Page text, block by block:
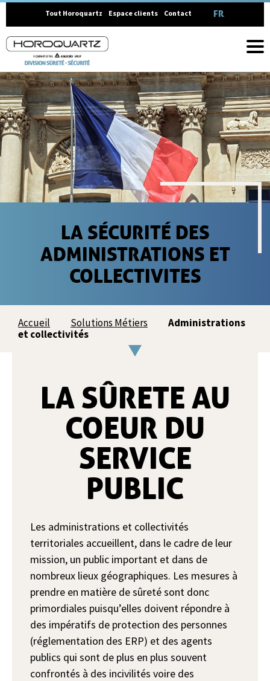
Tout Horoquartz Espace clients Contact FRANÇAIS
LA SÉCURITÉ DES
ADMINISTRATIONS ET
COLLECTIVITES
Accueil Solutions Métiers
Administrations
et collectivités
LA SÛRETE AU
COEUR DU
SERVICE
PUBLIC
Les administrations et collectivités
territoriales accueillent, dans le cadre de leur
mission, un public important et dans de
nombreux lieux géographiques. Les mesures à
prendre en matière de sûreté sont donc
primordiales puisqu’elles doivent répondre à
des impératifs de protection des personnes
(réglementation des ERP) et des agents
publics qui sont de plus en plus souvent
confrontés à des incivilités voire des